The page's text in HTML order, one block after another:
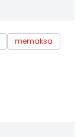
memaksa